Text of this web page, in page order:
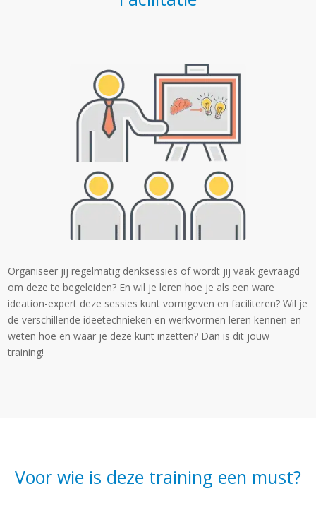
Organiseer jij regelmatig denksessies of wordt jij vaak gevraagd
om deze te begeleiden? En wil je leren hoe je als een ware
ideation-expert deze sessies kunt vormgeven en faciliteren? Wil je
de verschillende ideetechnieken en werkvormen leren kennen en
weten hoe en waar je deze kunt inzetten? Dan is dit jouw
training!
Voor wie is deze training een must?